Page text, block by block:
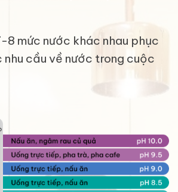
8 mức nước khác nhau phục
cầu về nước trong cuộc